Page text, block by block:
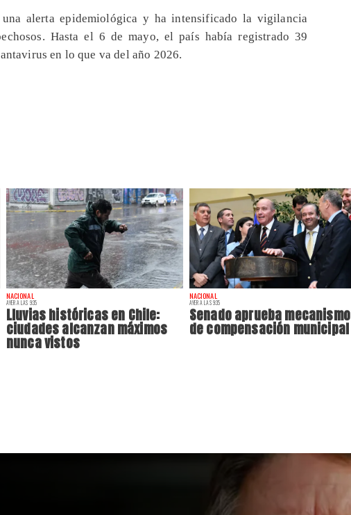
NACIONAL
AYER A LAS 9:35
Lluvias históricas en Chile:
ciudades alcanzan máximos
nunca vistos
NACIONAL
AYER A LAS 9:35
Senado aprueba mecanismo
de compensación municipal
alerta epidemiológica y ha intensificado la vigilancia
Hasta el 6 de mayo, el país había registrado 39
en lo que va del año 2026.